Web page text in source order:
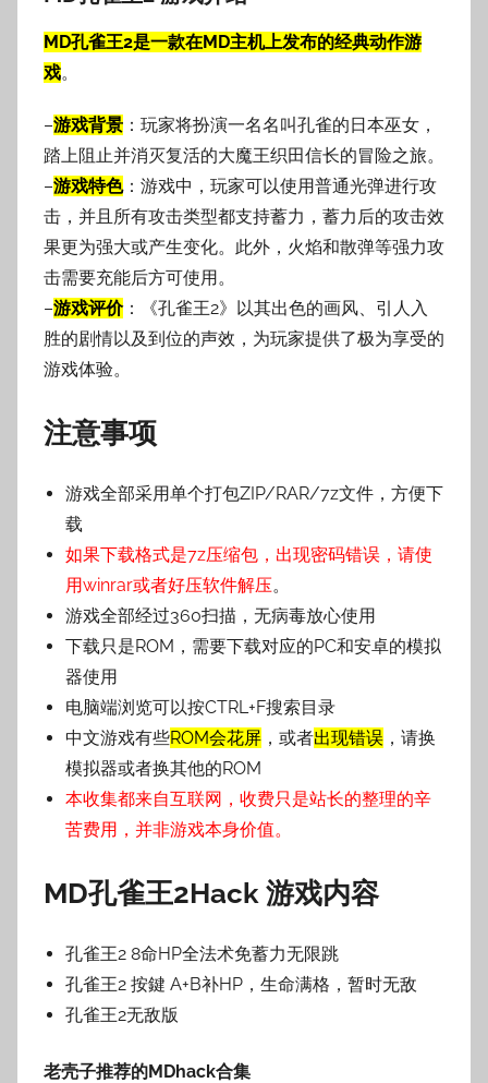
MD孔雀王2是一款在MD主机上发布的经典动作游
戏。‌
–游戏背景 ：‌玩家将扮演一名名叫孔雀的日本巫女，‌
踏上阻止并消灭复活的大魔王织田信长的冒险之旅。‌
–游戏特色：‌游戏中，‌玩家可以使用普通光弹进行攻
击，‌并且所有攻击类型都支持蓄力，‌蓄力后的攻击效
果更为强大或产生变化。‌此外，‌火焰和散弹等强力攻
击需要充能后方可使用。‌
–游戏评价：‌《‌孔雀王2》‌以其出色的画风、‌引人入
胜的剧情以及到位的声效，‌为玩家提供了极为享受的
游戏体验。‌
注意事项
游戏全部采用单个打包ZIP/RAR/7z文件，方便下
载
如果下载格式是7z压缩包，出现密码错误，请使
用winrar或者好压软件解压。
游戏全部经过360扫描，无病毒放心使用
下载只是ROM，需要下载对应的PC和安卓的模拟
器使用
电脑端浏览可以按CTRL+F搜索目录
中文游戏有些ROM会花屏 ，或者出现错误 ，请换
模拟器或者换其他的ROM
本收集都来自互联网，收费只是站长的整理的辛
苦费用，并非游戏本身价值。
MD孔雀王2Hack 游戏内容
孔雀王2 8命HP全法术免蓄力无限跳
孔雀王2 按鍵 A+B补HP，生命满格，暂时无敌
孔雀王2无敌版
老壳子推荐的MDhack合集